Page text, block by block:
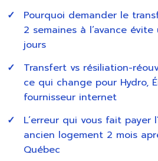
Pourquoi demander le
2 semaines à l’avance
jours
Transfert vs résiliation-
ce qui change pour Hydro,
fournisseur internet
L’erreur qui vous fait payer
ancien logement 2 mois
Québec